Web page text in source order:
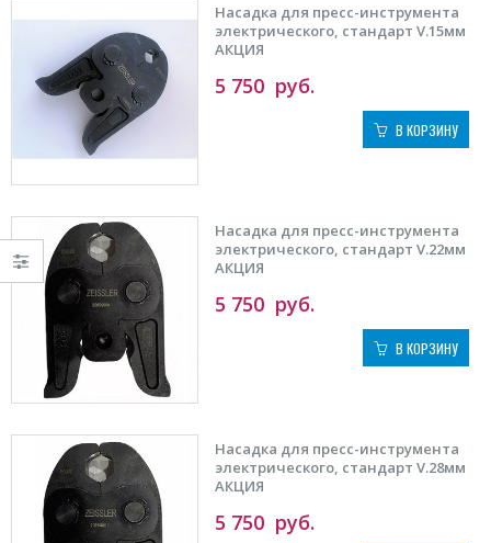
Насадка для пресс-инструмента
электрического, стандарт V.15мм
АКЦИЯ
5 750 руб.
В КОРЗИНУ
Насадка для пресс-инструмента
электрического, стандарт V.22мм
АКЦИЯ
5 750 руб.
В КОРЗИНУ
Насадка для пресс-инструмента
электрического, стандарт V.28мм
АКЦИЯ
5 750 руб.